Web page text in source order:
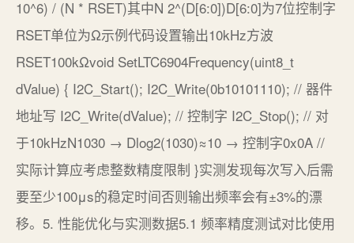
10^6) / (N * RSET)其中N 2^(D[6:0])D[6:0]为7位控制字
RSET单位为Ω示例代码设置输出10kHz方波
RSET100kΩvoid SetLTC6904Frequency(uint8_t
dValue) { I2C_Start(); I2C_Write(0b10101110); // 器件
地址写 I2C_Write(dValue); // 控制字 I2C_Stop(); // 对
于10kHzN1030 → Dlog2(1030)≈10 → 控制字0x0A //
实际计算应考虑整数精度限制 }实测发现每次写入后需
要至少100μs的稳定时间否则输出频率会有±3%的漂
移。5. 性能优化与实测数据5.1 频率精度测试对比使用